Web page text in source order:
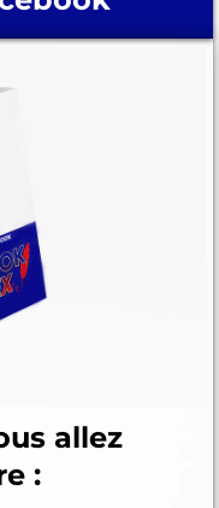
allez
: